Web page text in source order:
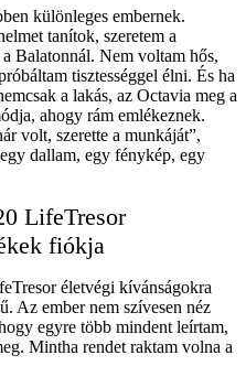
különleges embernek.
tanítok, szeretem a
Balatonnál. Nem voltam hős,
tisztességgel élni. És ha
a lakás, az Octavia meg a
ahogy rám emlékeznek.
volt, szerette a munkáját”,
dallam, egy fénykép, egy
LifeTresor
fiókja
életvégi kívánságokra
Az ember nem szívesen néz
egyre több mindent leírtam,
Mintha rendet raktam volna a